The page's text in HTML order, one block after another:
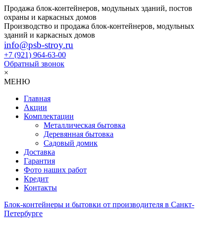
Продажа блок-контейнеров, модульных зданий, постов
охраны и каркасных домов
Производство и продажа блок-контейнеров, модульных
зданий и каркасных домов
info@psb-stroy.ru
+7 (921) 964-63-00
Обратный звонок
×
МЕНЮ
Главная
Акции
Комплектации
Металлическая бытовка
Деревянная бытовка
Садовый домик
Доставка
Гарантия
Фото наших работ
Кредит
Контакты
Блок-контейнеры и бытовки от производителя в Санкт-
Петербурге